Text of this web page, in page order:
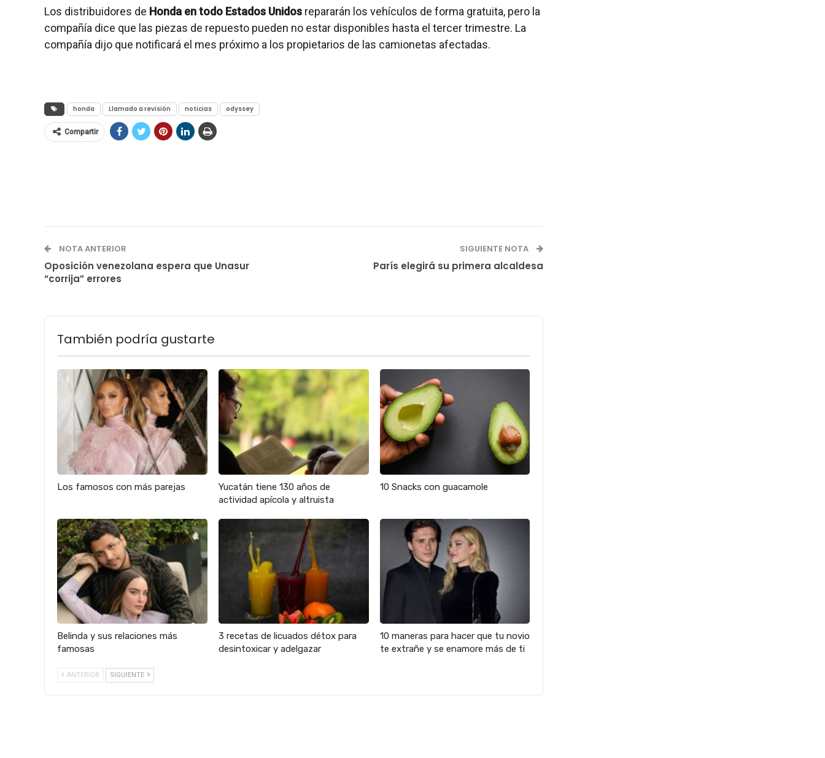
Los distribuidores de Honda en todo Estados Unidos repararán los vehículos de forma gratuita, pero la
compañía dice que las piezas de repuesto pueden no estar disponibles hasta el tercer trimestre. La
compañía dijo que notificará el mes próximo a los propietarios de las camionetas afectadas.
honda Llamado a revisión noticias odyssey
Compartir
NOTA ANTERIOR
Oposición venezolana espera que Unasur
“corrija” errores
SIGUIENTE NOTA
París elegirá su primera alcaldesa
También podría gustarte
Los famosos con más parejas
Yucatán tiene 130 años de
actividad apícola y altruista
10 Snacks con guacamole
Belinda y sus relaciones más
famosas
3 recetas de licuados détox para
desintoxicar y adelgazar
10 maneras para hacer que tu novio
te extrañe y se enamore más de ti
ANTERIOR SIGUIENTE